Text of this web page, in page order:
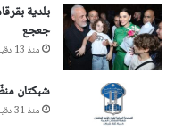
بلدية
جعجع
منذ 13 دقيقة
شبكتان
منذ 31 دقيقة